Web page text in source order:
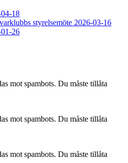
18
styrelsemöte 2026-03-16
26
mot spambots. Du måste tillåta
mot spambots. Du måste tillåta
mot spambots. Du måste tillåta